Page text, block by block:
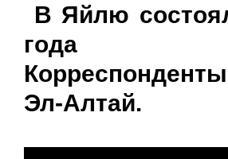
В Яйлю
года
Эл-Алтай.